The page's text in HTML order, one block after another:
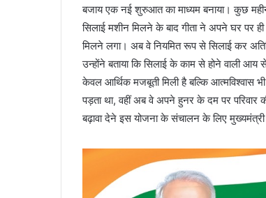
बजाय एक नई शुरुआत का माध्यम बनाया। कुछ
सिलाई मशीन मिलने के बाद गीता ने अपने घर पर
मिलने लगा। अब वे नियमित रूप से सिलाई कर
उन्होंने बताया कि सिलाई के काम से होने वाली
केवल आर्थिक मजबूती मिली है बल्कि आत्मविश्वास
पड़ता था, वहीं अब वे अपने हुनर के दम पर परिवार
बढ़ावा देने इस योजना के संचालन के लिए मुख्यमंत्री